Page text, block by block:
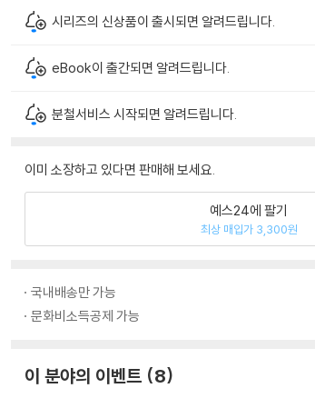
시리즈의 신상품이 출시되면 알려드립니다.
eBook이 출간되면 알려드립니다.
분철서비스 시작되면 알려드립니다.
이미 소장하고 있다면 판매해 보세요.
예스24에 팔기
최상 매입가 3,300원
국내배송만 가능
문화비소득공제 가능
이 분야의 이벤트 8